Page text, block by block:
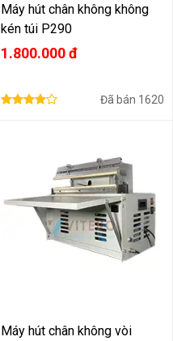
Máy hút chân không không
kén túi P290
1.800.000 đ
Đã bán 1620
Máy hút chân không vòi